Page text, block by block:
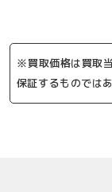
※買取価格は買取
保証するものでは